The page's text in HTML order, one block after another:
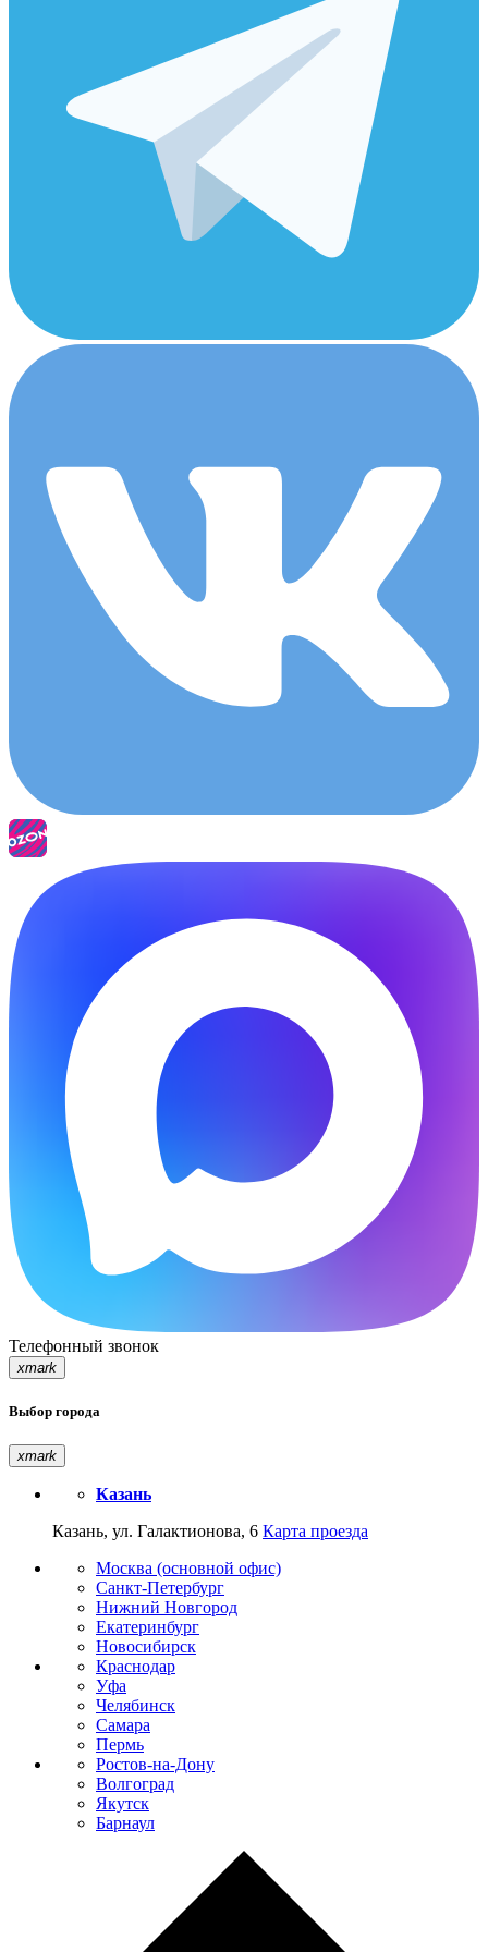
Телефонный звонок
xmark
Выбор города
xmark
Казань
Казань, ул. Галактионова, 6 Карта проезда
Москва (основной офис)
Санкт-Петербург
Нижний Новгород
Екатеринбург
Новосибирск
Краснодар
Уфа
Челябинск
Самара
Пермь
Ростов-на-Дону
Волгоград
Якутск
Барнаул